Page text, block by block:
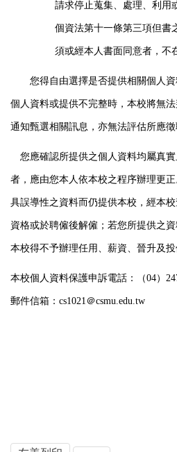
請求停止蒐集、處理、利用
個資法第十一條第三項但書
須或經本人書面同意者，不
您得自由選擇是否提供相關個人資
個人資料或提供不完整時，本校將無
通知甄選相關訊息，亦無法評估所應徵
您應確認所提供之個人資料均屬真
者，應由您本人依本校之程序辦理更正
具誤導性之資料而仍提供本校，經本
資格或於聘僱後解僱； 若您所提供之
本校得不予辦理任用、薪資、晉升及投
本校個人資料保護申訴電話：（04）
郵件信箱： cs1021＠csmu.edu.tw